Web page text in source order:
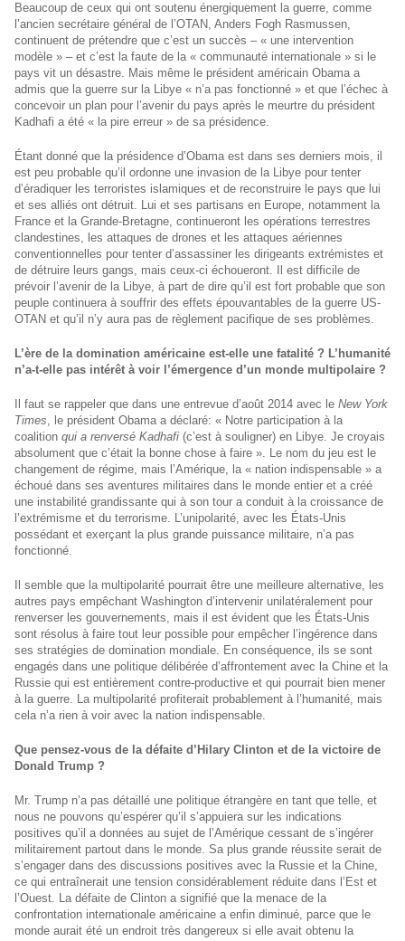
Beaucoup de ceux qui ont soutenu énergiquement la guerre, comme
l’ancien secrétaire général de l’OTAN, Anders Fogh Rasmussen,
continuent de prétendre que c’est un succès – « une intervention
modèle » – et c’est la faute de la « communauté internationale » si le
pays vit un désastre. Mais même le président américain Obama a
admis que la guerre sur la Libye « n’a pas fonctionné » et que l’échec à
concevoir un plan pour l’avenir du pays après le meurtre du président
Kadhafi a été « la pire erreur » de sa présidence.
Étant donné que la présidence d’Obama est dans ses derniers mois, il
est peu probable qu’il ordonne une invasion de la Libye pour tenter
d’éradiquer les terroristes islamiques et de reconstruire le pays que lui
et ses alliés ont détruit. Lui et ses partisans en Europe, notamment la
France et la Grande-Bretagne, continueront les opérations terrestres
clandestines, les attaques de drones et les attaques aériennes
conventionnelles pour tenter d’assassiner les dirigeants extrémistes et
de détruire leurs gangs, mais ceux-ci échoueront. Il est difficile de
prévoir l’avenir de la Libye, à part de dire qu’il est fort probable que son
peuple continuera à souffrir des effets épouvantables de la guerre US-
OTAN et qu’il n’y aura pas de règlement pacifique de ses problèmes.
L’ère de la domination américaine est-elle une fatalité ? L’humanité
n’a-t-elle pas intérêt à voir l’émergence d’un monde multipolaire ?
Il faut se rappeler que dans une entrevue d’août 2014 avec le New York
Times, le président Obama a déclaré: « Notre participation à la
coalition qui a renversé Kadhafi (c’est à souligner) en Libye. Je croyais
absolument que c’était la bonne chose à faire ». Le nom du jeu est le
changement de régime, mais l’Amérique, la « nation indispensable » a
échoué dans ses aventures militaires dans le monde entier et a créé
une instabilité grandissante qui à son tour a conduit à la croissance de
l’extrémisme et du terrorisme. L’unipolarité, avec les États-Unis
possédant et exerçant la plus grande puissance militaire, n’a pas
fonctionné.
Il semble que la multipolarité pourrait être une meilleure alternative, les
autres pays empêchant Washington d’intervenir unilatéralement pour
renverser les gouvernements, mais il est évident que les États-Unis
sont résolus à faire tout leur possible pour empêcher l’ingérence dans
ses stratégies de domination mondiale. En conséquence, ils se sont
engagés dans une politique délibérée d’affrontement avec la Chine et la
Russie qui est entièrement contre-productive et qui pourrait bien mener
à la guerre. La multipolarité profiterait probablement à l’humanité, mais
cela n’a rien à voir avec la nation indispensable.
Que pensez-vous de la défaite d’Hilary Clinton et de la victoire de
Donald Trump ?
Mr. Trump n’a pas détaillé une politique étrangère en tant que telle, et
nous ne pouvons qu’espérer qu’il s’appuiera sur les indications
positives qu’il a données au sujet de l’Amérique cessant de s’ingérer
militairement partout dans le monde. Sa plus grande réussite serait de
s’engager dans des discussions positives avec la Russie et la Chine,
ce qui entraînerait une tension considérablement réduite dans l’Est et
l’Ouest. La défaite de Clinton a signifié que la menace de la
confrontation internationale américaine a enfin diminué, parce que le
monde aurait été un endroit très dangereux si elle avait obtenu la